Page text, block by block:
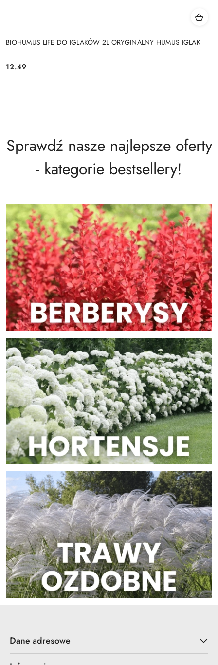
BIOHUMUS LIFE DO IGLAKÓW 2L ORYGINALNY HUMUS IGLAK
Cena:
12.49
Sprawdź nasze najlepsze oferty
- kategorie bestsellery!
Dane adresowe